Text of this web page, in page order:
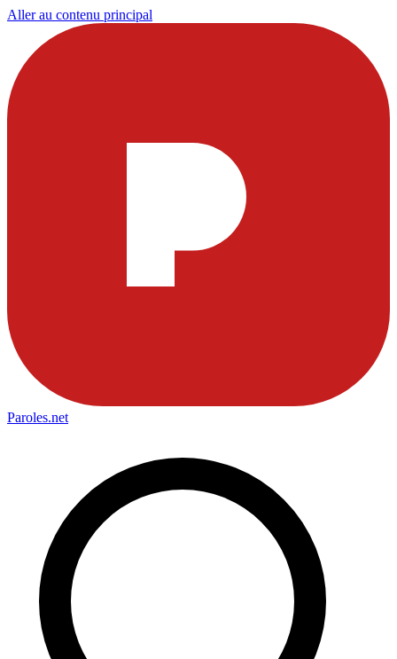
Aller au contenu principal
Paroles.net